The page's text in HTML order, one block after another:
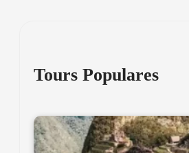
Tours Populares